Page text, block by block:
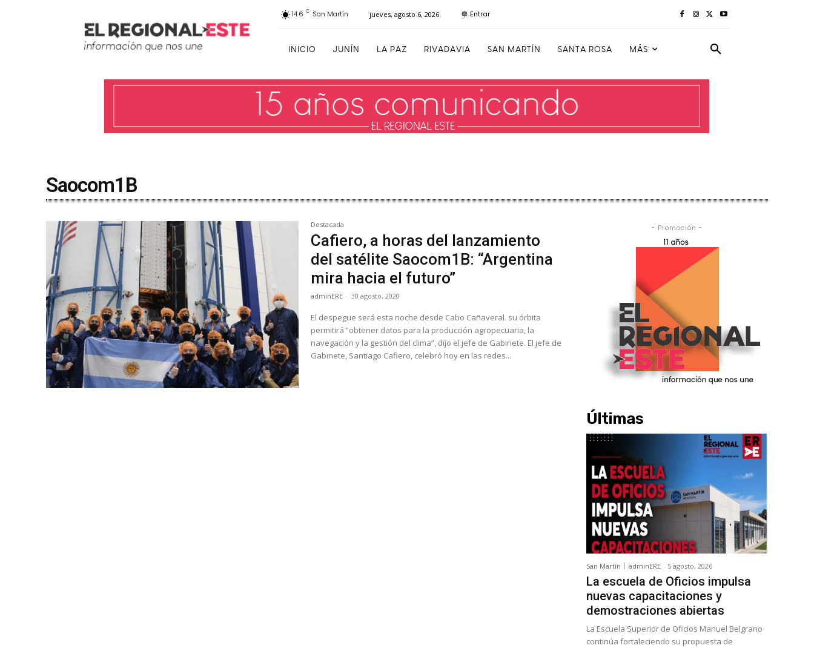
14.6 C San Martín jueves, agosto 6, 2026 Entrar
INICIO JUNÍN LA PAZ RIVADAVIA SAN MARTÍN SANTA ROSA MÁS
Saocom1B
Destacada
Cafiero, a horas del lanzamiento
del satélite Saocom1B: “Argentina
mira hacia el futuro”
adminERE - 30 agosto, 2020
El despegue será esta noche desde Cabo Cañaveral. su órbita
permitirá “obtener datos para la producción agropecuaria, la
navegación y la gestión del clima”, dijo el jefe de Gabinete. El jefe de
Gabinete, Santiago Cafiero, celebró hoy en las redes...
- Promoción -
Últimas
San Martín adminERE - 5 agosto, 2026
La escuela de Oficios impulsa
nuevas capacitaciones y
demostraciones abiertas
La Escuela Superior de Oficios Manuel Belgrano
continúa fortaleciendo su propuesta de